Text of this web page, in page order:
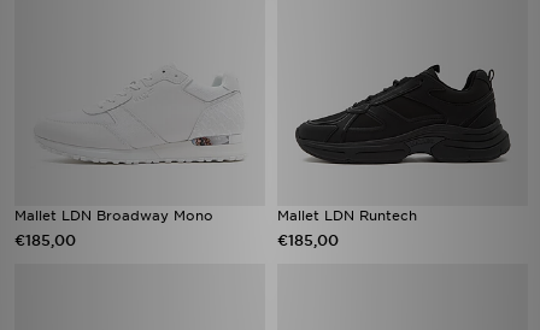
Mallet LDN Broadway Mono
€185,00
Mallet LDN Runtech
€185,00